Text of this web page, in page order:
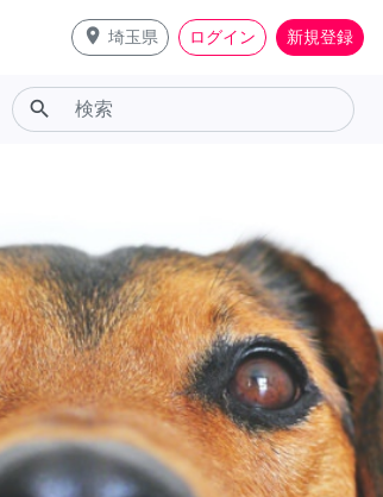
place 埼玉県 ログイン 新規登録
search